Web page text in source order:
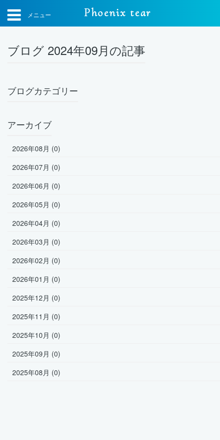
メニュー Phoenix tear
ブログ 2024年09月の記事
ブログカテゴリー
アーカイブ
2026年08月 (0)
2026年07月 (0)
2026年06月 (0)
2026年05月 (0)
2026年04月 (0)
2026年03月 (0)
2026年02月 (0)
2026年01月 (0)
2025年12月 (0)
2025年11月 (0)
2025年10月 (0)
2025年09月 (0)
2025年08月 (0)